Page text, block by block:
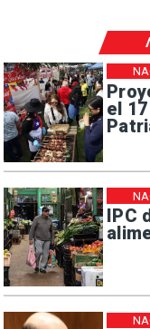
el
IPC